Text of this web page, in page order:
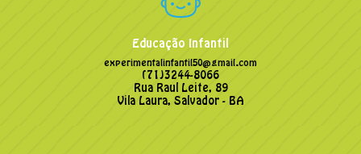
Educação Infantil
experimentalinfantil50@gmail.com
(71)3244-8066
Rua Raul Leite, 89
Vila Laura, Salvador - BA